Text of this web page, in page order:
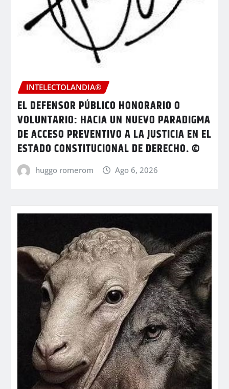
INTELECTOLANDIA®
EL DEFENSOR PÚBLICO HONORARIO O
VOLUNTARIO: HACIA UN NUEVO PARADIGMA
DE ACCESO PREVENTIVO A LA JUSTICIA EN EL
ESTADO CONSTITUCIONAL DE DERECHO. ©
huggo romerom Ago 6, 2026